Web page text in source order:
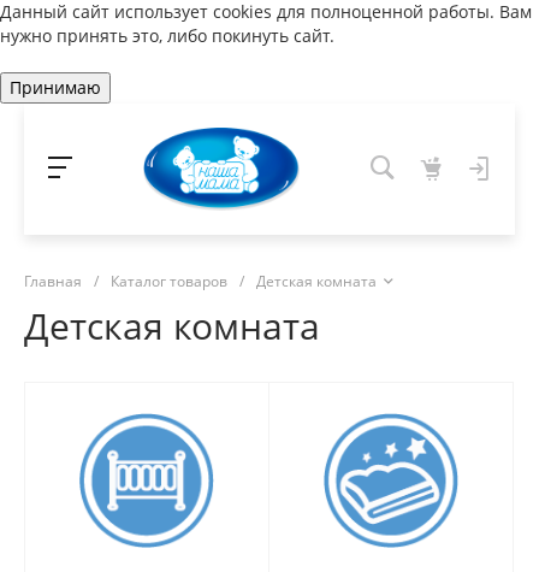
Данный сайт использует cookies для полноценной работы. Вам
нужно принять это, либо покинуть сайт.
Принимаю
Главная / Каталог товаров / Детская комната
Детская комната